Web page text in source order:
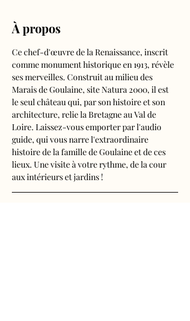
À propos
Ce chef-d'œuvre de la Renaissance, inscrit
comme monument historique en 1913, révèle
ses merveilles. Construit au milieu des
Marais de Goulaine, site Natura 2000, il est
le seul château qui, par son histoire et son
architecture, relie la Bretagne au Val de
Loire. Laissez-vous emporter par l'audio
guide, qui vous narre l'extraordinaire
histoire de la famille de Goulaine et de ces
lieux. Une visite à votre rythme, de la cour
aux intérieurs et jardins !